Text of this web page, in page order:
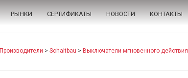
РЫНКИ СЕРТИФИКАТЫ НОВОСТИ КОНТАКТЫ
Производители > Schaltbau > Выключатели мгновенного действия